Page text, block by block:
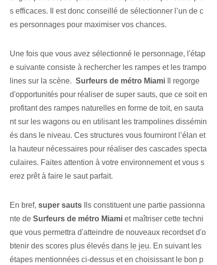
s efficaces. Il est donc conseillé de sélectionner l’un de c
es personnages pour maximiser vos chances.
Une fois que vous avez sélectionné le personnage, l'étap
e suivante consiste à rechercher les rampes et les trampo
lines sur la scène. ⁢ Surfeurs de métro Miami Il regorge
d'opportunités pour réaliser de super sauts, que ce soit en
profitant des rampes naturelles en forme de toit, en sauta
nt sur les wagons ou en utilisant les trampolines dissémin
és dans le niveau. Ces structures vous fourniront l’élan et
la hauteur nécessaires pour réaliser des cascades specta
culaires. Faites attention à votre environnement et vous s
erez prêt à faire le saut parfait.
En bref, super sauts Ils constituent une partie passionna
nte de Surfeurs de métro Miami ​et maîtriser cette techni
que vous permettra d'atteindre de nouveaux records⁤et d'o
btenir des scores plus élevés dans le jeu.‍ En suivant les
étapes mentionnées ci-dessus et en choisissant le bon p